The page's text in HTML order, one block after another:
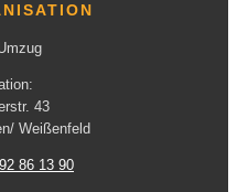
43
Weißenfeld
86 13 90